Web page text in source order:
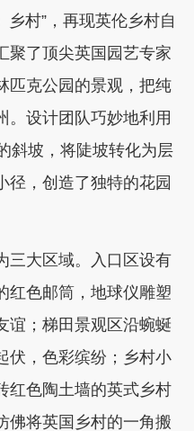
乡村”，再现英伦乡村自
聚了顶尖英国园艺专家
匹克公园的景观，把纯
。设计团队巧妙地利用
斜坡，将陡坡转化为层
径，创造了独特的花园
大区域。入口区设有
红色邮筒，地球仪雕塑
谊；梯田景观区沿蜿蜒
伏，色彩缤纷；乡村小
红色陶土墙的英式乡村
佛将英国乡村的一角搬